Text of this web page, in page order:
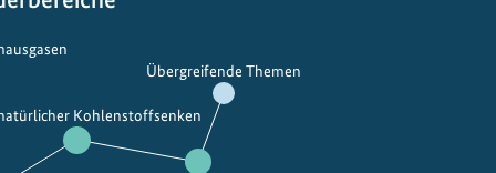
Kohlenstoffsenken
Übergreifende Themen